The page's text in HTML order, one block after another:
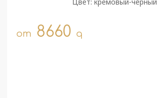
от 8660 q